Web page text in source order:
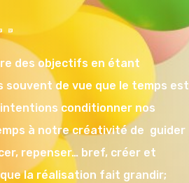
des objectifs en étant
souvent de vue que le temps est
conditionner nos
à notre créativité de guider
repenser… bref, créer et
la réalisation fait grandir;